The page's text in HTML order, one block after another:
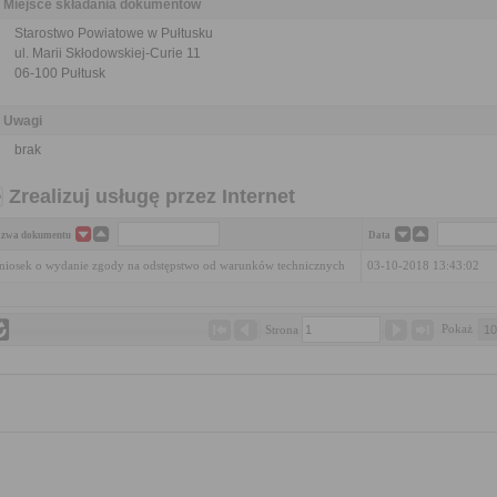
Miejsce składania dokumentów
Starostwo Powiatowe w Pułtusku
ul. Marii Skłodowskiej-Curie 11
06-100 Pułtusk
Uwagi
brak
Zrealizuj usługę przez Internet
dokumentu Data
o wydanie zgody na odstępstwo od warunków technicznych 03-10-2018 13:43:02
Strona Pokaż